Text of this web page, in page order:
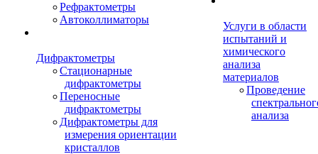
Рефрактометры
Автоколлиматоры
Дифрактометры
Стационарные
дифрактометры
Переносные
дифрактометры
Дифрактометры для
измерения ориентации
кристаллов
Услуги в области
испытаний и
химического
анализа
материалов
Проведение
анализа